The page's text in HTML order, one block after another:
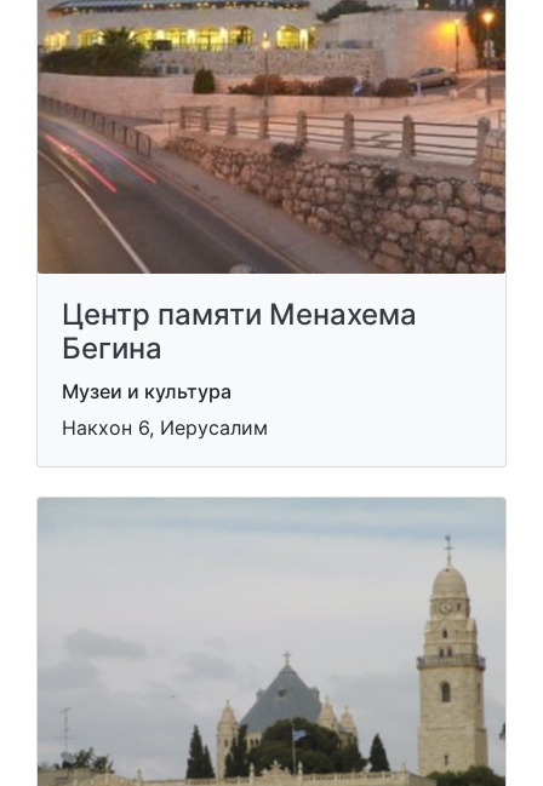
Центр памяти Менахема
Бегина
Музеи и культура
Накхон 6, Иерусалим